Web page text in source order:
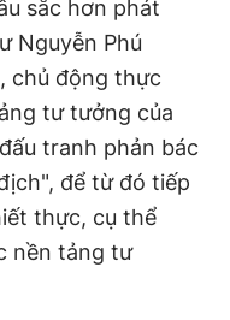
sắc hơn phát
Nguyễn Phú
chủ động thực
tư tưởng của
tranh phản bác
để từ đó tiếp
thực, cụ thể
nền tảng tư